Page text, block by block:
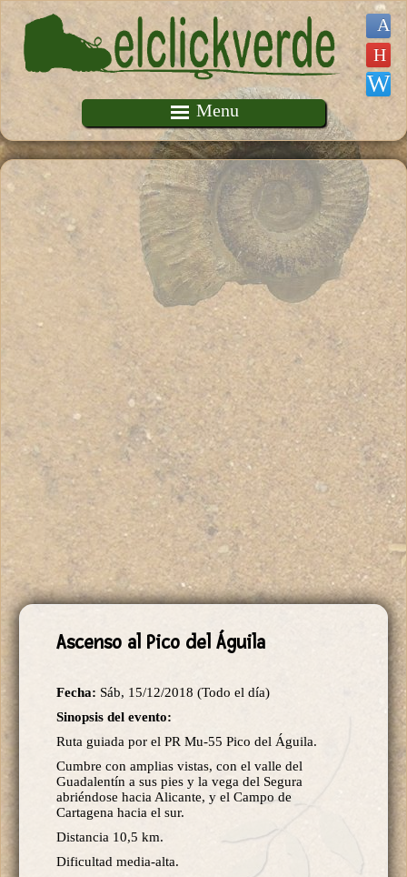
Pasar al contenido principal
Menu
Ascenso al Pico del Águila
Fecha: Sáb, 15/12/2018 (Todo el día)
Sinopsis del evento:
Ruta guiada por el PR Mu-55 Pico del Águila.
Cumbre con amplias vistas, con el valle del
Guadalentín a sus pies y la vega del Segura
abriéndose hacia Alicante, y el Campo de
Cartagena hacia el sur.
Distancia 10,5 km.
Dificultad media-alta.